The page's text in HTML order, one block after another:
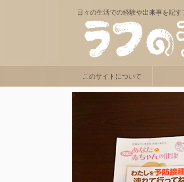
日々の生活での経験や出来事を記す
このサイトについて